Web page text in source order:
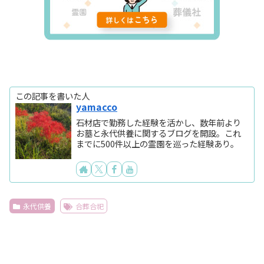
この記事を書いた人
yamacco
石材店で勤務した経験を活かし、数年前より
お墓と永代供養に関するブログを開設。これ
までに500件以上の霊園を巡った経験あり。
永代供養 合葬合祀